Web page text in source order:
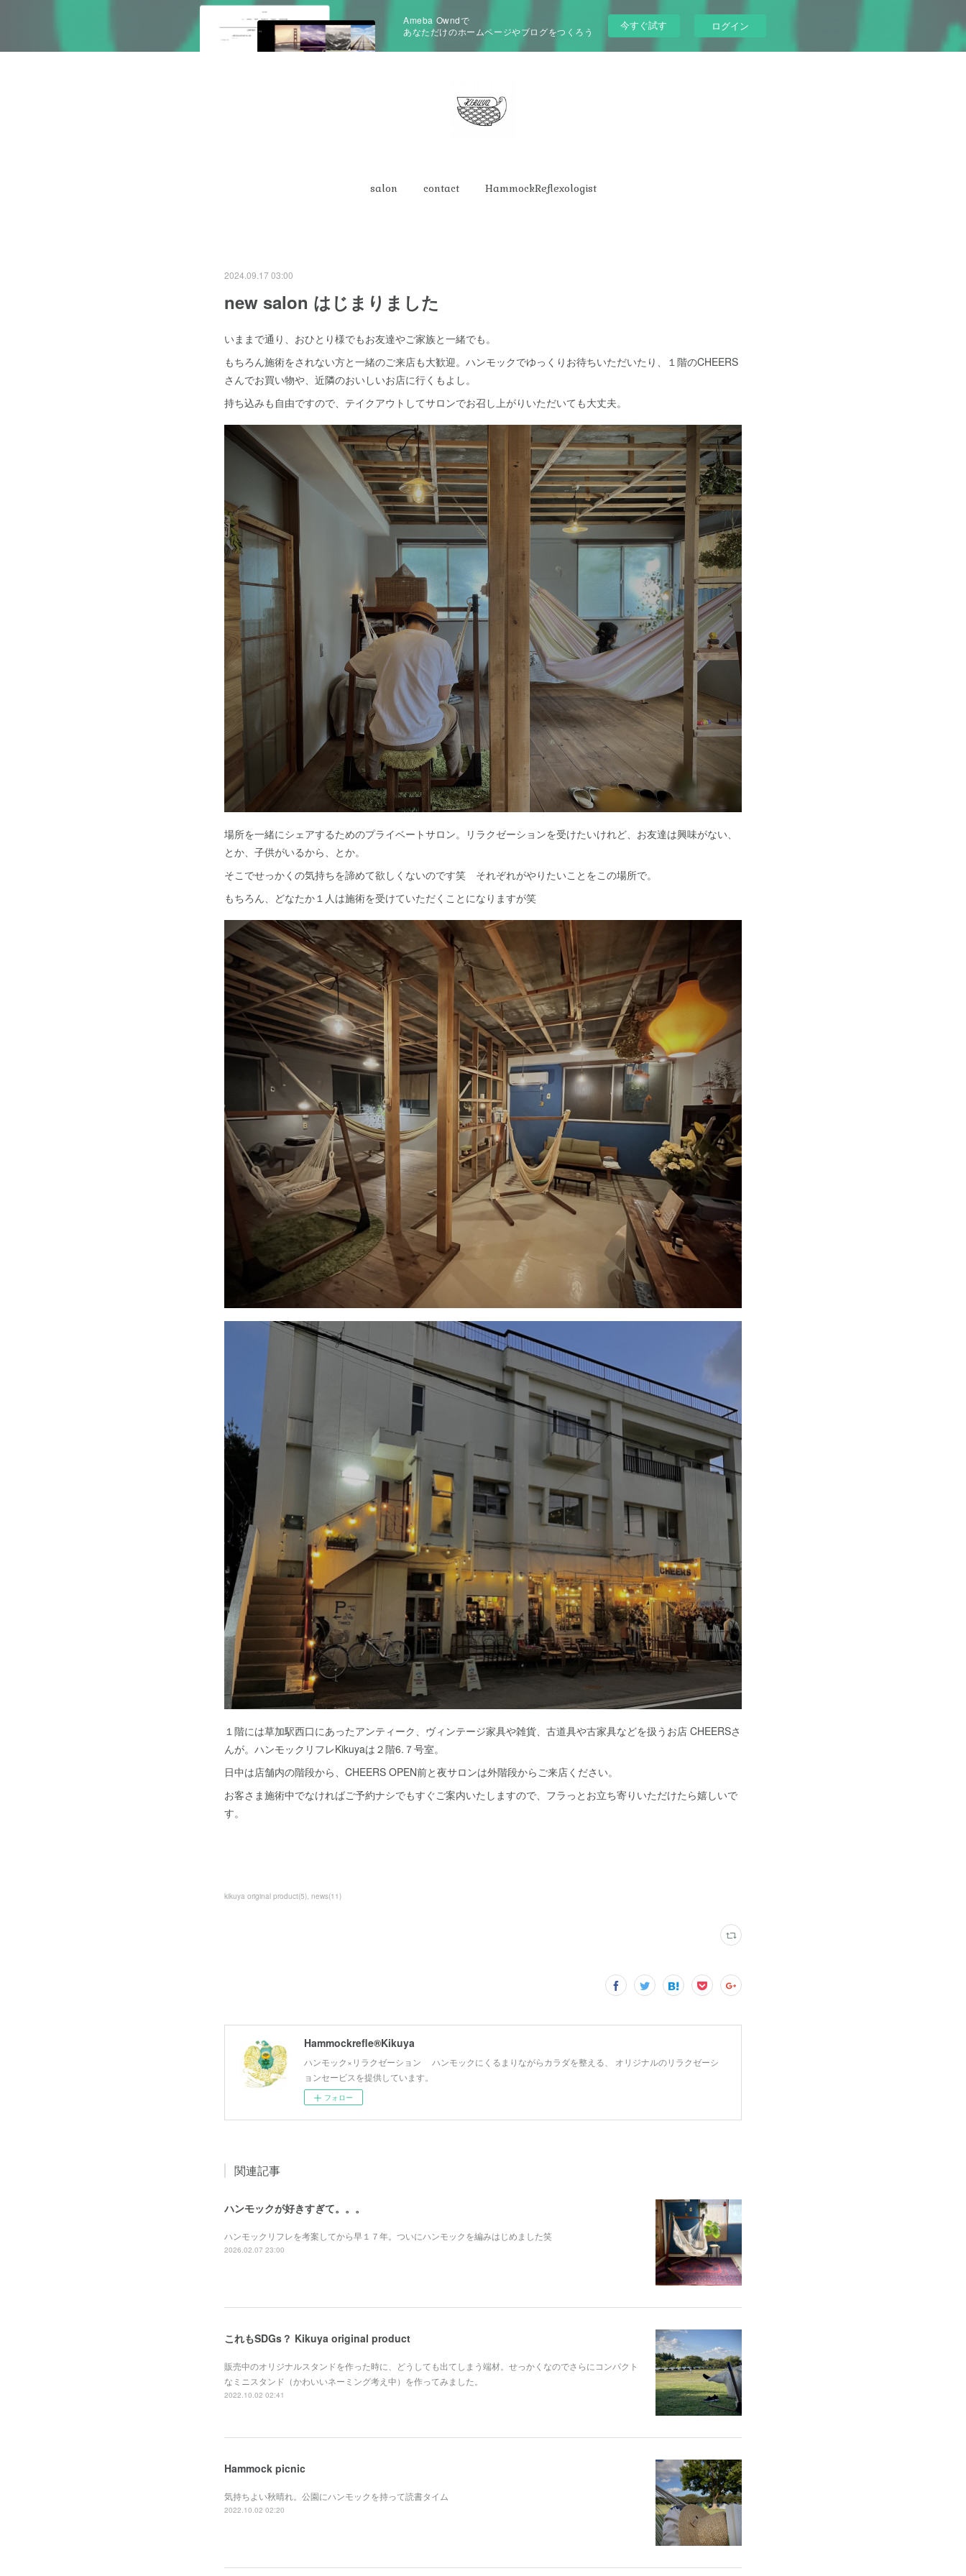
Ameba Owndで
あなただけのホームページやブログをつくろう
今すぐ試す ログイン
salon contact HammockReflexologist
2024.09.17 03:00
new salon はじまりました
いままで通り、おひとり様でもお友達やご家族と一緒でも。
もちろん施術をされない方と一緒のご来店も大歓迎。ハンモックでゆっくりお待ちいただいたり、１階のCHEERS
さんでお買い物や、近隣のおいしいお店に行くもよし。
持ち込みも自由ですので、テイクアウトしてサロンでお召し上がりいただいても大丈夫。
場所を一緒にシェアするためのプライベートサロン。リラクゼーションを受けたいけれど、お友達は興味がない、
とか、子供がいるから、とか。
そこでせっかくの気持ちを諦めて欲しくないのです笑 それぞれがやりたいことをこの場所で。
もちろん、どなたか１人は施術を受けていただくことになりますが笑
１階には草加駅西口にあったアンティーク、ヴィンテージ家具や雑貨、古道具や古家具などを扱うお店 CHEERSさ
んが。ハンモックリフレKikuyaは２階6.７号室。
日中は店舗内の階段から、CHEERS OPEN前と夜サロンは外階段からご来店ください。
お客さま施術中でなければご予約ナシでもすぐご案内いたしますので、フラっとお立ち寄りいただけたら嬉しいで
す。
kikuya original product(5) news(11)
Hammockrefle®︎Kikuya
ハンモック×リラクゼーション ハンモックにくるまりながらカラダを整える、 オリジナルのリラクゼーシ
ョンセービスを提供しています。
フォロー
関連記事
ハンモックが好きすぎて。。。
ハンモックリフレを考案してから早１７年。ついにハンモックを編みはじめました笑
2026.02.07 23:00
これもSDGs？ Kikuya original product
販売中のオリジナルスタンドを作った時に、どうしても出てしまう端材。せっかくなのでさらにコンパクト
なミニスタンド（かわいいネーミング考え中）を作ってみました。
2022.10.02 02:41
Hammock picnic
気持ちよい秋晴れ。公園にハンモックを持って読書タイム
2022.10.02 02:20